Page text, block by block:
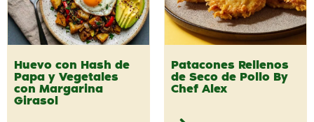
Huevo con Hash de
Papa y Vegetales
con Margarina
Girasol
Patacones Rellenos
de Seco de Pollo By
Chef Alex